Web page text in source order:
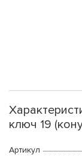
ключ 19
Артикул